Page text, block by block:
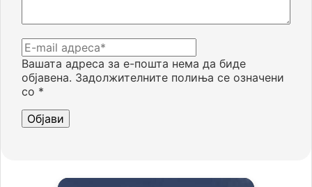
Вашата адреса за е-пошта нема да биде
објавена. Задолжителните полиња се означени
со *